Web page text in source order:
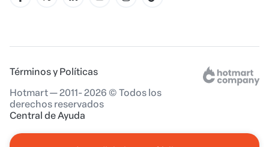
Términos y Políticas
Hotmart — 2011- 2026 © Todos los
derechos reservados
Central de Ayuda